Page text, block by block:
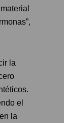
la
el
la